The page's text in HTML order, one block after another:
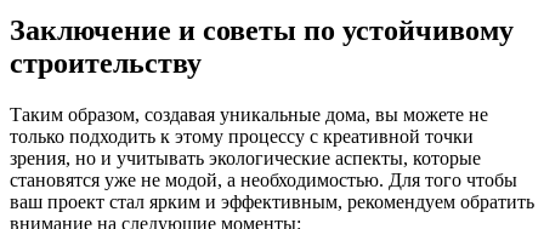
Заключение и советы по устойчивому
строительству
Таким образом, создавая уникальные дома, вы можете не
только подходить к этому процессу с креативной точки
зрения, но и учитывать экологические аспекты, которые
становятся уже не модой, а необходимостью. Для того чтобы
ваш проект стал ярким и эффективным, рекомендуем обратить
внимание на следующие моменты: